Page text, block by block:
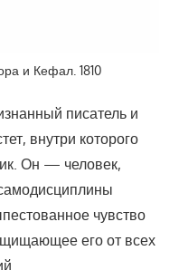
и Кефал. 1810
писатель и
внутри которого
Он — человек,
чувство
его от всех